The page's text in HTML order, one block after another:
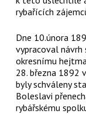
rybařících
Dne 10.února
vypracoval návrh
okresnímu
28. března 1892
byly schváleny
Boleslavi
rybářskému